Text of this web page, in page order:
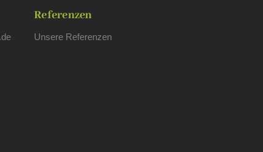
Referenzen
Unsere Referenzen